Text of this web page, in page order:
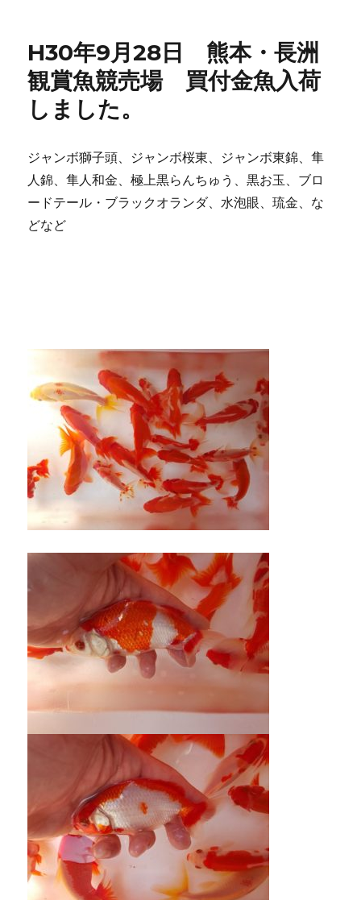
ー
H30年9月28日 熊本・長洲
観賞魚競売場 買付金魚入荷
しました。
ジャンボ獅子頭、ジャンボ桜東、ジャンボ東錦、隼
人錦、隼人和金、極上黒らんちゅう、黒お玉、ブロ
ードテール・ブラックオランダ、水泡眼、琉金、な
どなど